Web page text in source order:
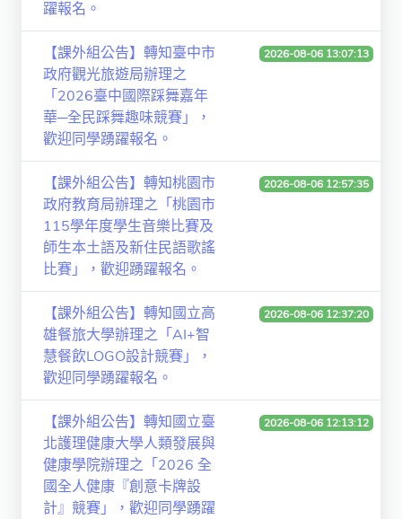
躍報名。
【課外組公告】轉知臺中市
政府觀光旅遊局辦理之
「2026臺中國際踩舞嘉年
華─全民踩舞趣味競賽」，
歡迎同學踴躍報名。
2026-08-06 13:07:13
【課外組公告】轉知桃園市
政府教育局辦理之「桃園市
115學年度學生音樂比賽及
師生本土語及新住民語歌謠
比賽」，歡迎踴躍報名。
2026-08-06 12:57:35
【課外組公告】轉知國立高
雄餐旅大學辦理之「AI+智
慧餐飲LOGO設計競賽」，
歡迎同學踴躍報名。
2026-08-06 12:37:20
【課外組公告】轉知國立臺
北護理健康大學人類發展與
健康學院辦理之「2026 全
國全人健康『創意卡牌設
計』競賽」，歡迎同學踴躍
2026-08-06 12:13:12